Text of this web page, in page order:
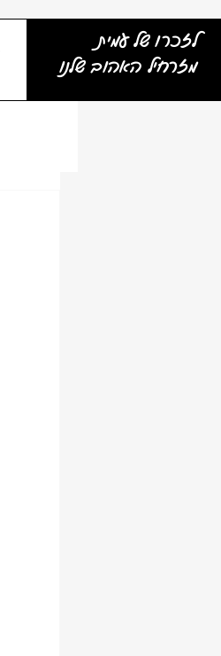
לזכרו של עמית
מזרחיל האהוב שלנו